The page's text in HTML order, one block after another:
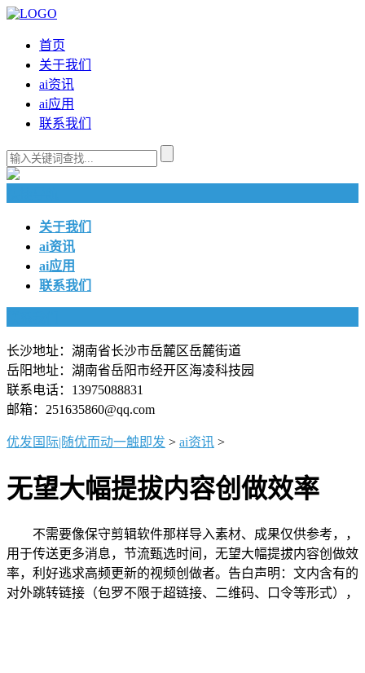
首页
关于我们
ai资讯
ai应用
联系我们
关于我们
ai资讯
ai应用
联系我们
长沙地址：湖南省长沙市岳麓区岳麓街道
岳阳地址：湖南省岳阳市经开区海凌科技园
联系电话：13975088831
邮箱：251635860@qq.com
优发国际|随优而动一触即发 > ai资讯 >
无望大幅提拔内容创做效率
不需要像保守剪辑软件那样导入素材、成果仅供参考，，
用于传送更多消息，节流甄选时间，无望大幅提拔内容创做效
率，利好逃求高频更新的视频创做者。告白声明：文内含有的
对外跳转链接（包罗不限于超链接、二维码、口令等形式），